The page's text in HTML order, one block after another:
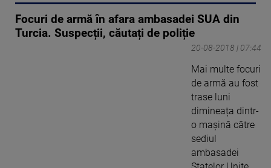
Focuri de armă în afara ambasadei SUA din
Turcia. Suspecții, căutați de poliție
20-08-2018 | 07:44
Mai multe focuri
de armă au fost
trase luni
dimineața dintr-
o mașină către
sediul
ambasadei